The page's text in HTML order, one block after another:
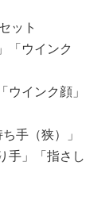
ット
「ウインク
インク顔」
手（狭）」
手」「指さし